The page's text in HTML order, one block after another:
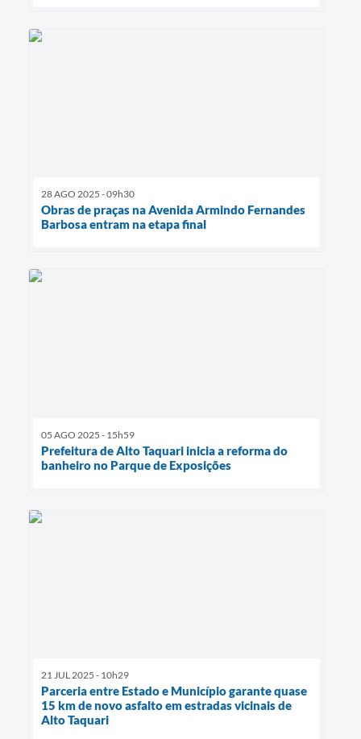
28 AGO 2025 - 09h30
Obras de praças na Avenida Armindo Fernandes
Barbosa entram na etapa final
05 AGO 2025 - 15h59
Prefeitura de Alto Taquari inicia a reforma do
banheiro no Parque de Exposições
21 JUL 2025 - 10h29
Parceria entre Estado e Município garante quase
15 km de novo asfalto em estradas vicinais de
Alto Taquari